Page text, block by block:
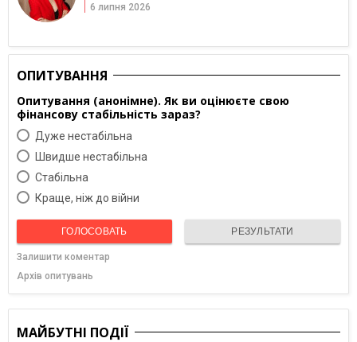
6 липня 2026
ОПИТУВАННЯ
Опитування (анонімне). Як ви оцінюєте свою
фінансову стабільність зараз?
Дуже нестабільна
Швидше нестабільна
Cтабільна
Краще, ніж до війни
ГОЛОСОВАТЬ РЕЗУЛЬТАТИ
Залишити коментар
Архів опитувань
МАЙБУТНІ ПОДІЇ